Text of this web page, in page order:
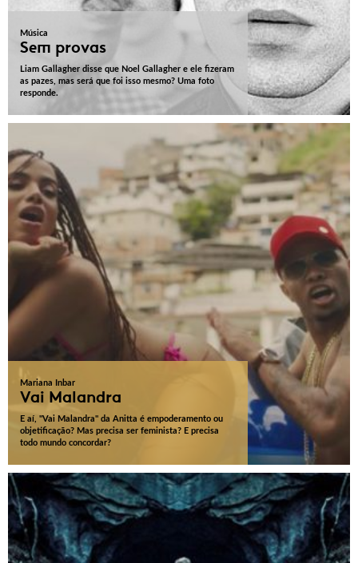
Música
Sem provas
Liam Gallagher disse que Noel Gallagher e ele fizeram
as pazes, mas será que foi isso mesmo? Uma foto
responde.
Mariana Inbar
Vai Malandra
E aí, "Vai Malandra" da Anitta é empoderamento ou
objetificação? Mas precisa ser feminista? E precisa
todo mundo concordar?